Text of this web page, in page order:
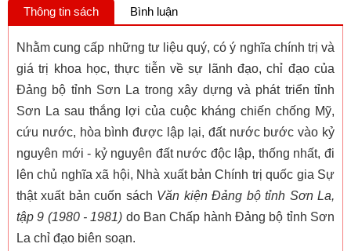
Thông tin sách Bình luận
Nhằm cung cấp những tư liệu quý, có ý nghĩa chính trị và
giá trị khoa học, thực tiễn về sự lãnh đạo, chỉ đạo của
Đảng bộ tỉnh Sơn La trong xây dựng và phát triển tỉnh
Sơn La sau thắng lợi của cuộc kháng chiến chống Mỹ,
cứu nước, hòa bình được lập lại, đất nước bước vào kỷ
nguyên mới - kỷ nguyên đất nước độc lập, thống nhất, đi
lên chủ nghĩa xã hội, Nhà xuất bản Chính trị quốc gia Sự
thật xuất bản cuốn sách Văn kiện Đảng bộ tỉnh Sơn La,
tập 9 (1980 - 1981) do Ban Chấp hành Đảng bộ tỉnh Sơn
La chỉ đạo biên soạn.